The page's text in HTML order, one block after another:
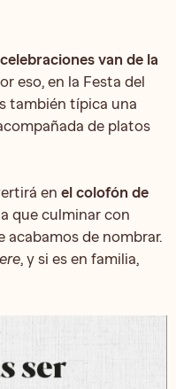
van de la
eso, en la Festa del
también típica una
de platos
en el colofón de
que culminar con
acabamos de nombrar.
, y si es en familia,